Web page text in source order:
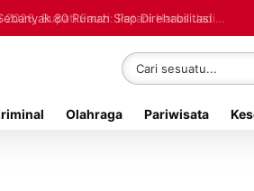
80 Rumah Siap Direhabilitasi
Olahraga Pariwisata